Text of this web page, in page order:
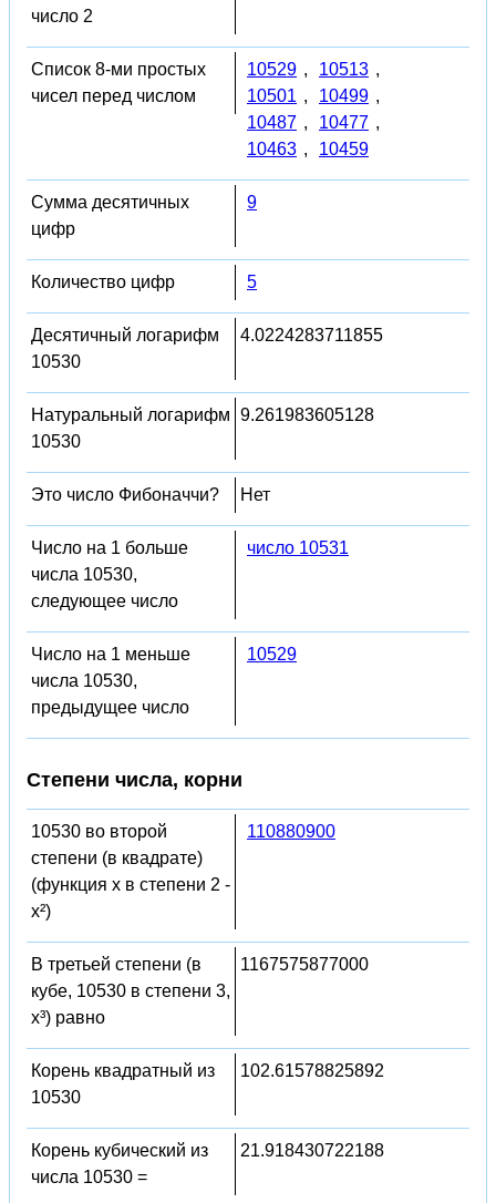
число 2
Список 8-ми простых
чисел перед числом
10529 , 10513 ,
10501 , 10499 ,
10487 , 10477 ,
10463 , 10459
Сумма десятичных
цифр
9
Количество цифр 5
Десятичный логарифм
10530
4.0224283711855
Натуральный логарифм
10530
9.261983605128
Это число Фибоначчи? Нет
Число на 1 больше
числа 10530,
следующее число
число 10531
Число на 1 меньше
числа 10530,
предыдущее число
10529
Степени числа, корни
10530 во второй
степени (в квадрате)
(функция x в степени 2 -
x²)
110880900
В третьей степени (в
кубе, 10530 в степени 3,
x³) равно
1167575877000
Корень квадратный из
10530
102.61578825892
Корень кубический из
числа 10530 =
21.918430722188